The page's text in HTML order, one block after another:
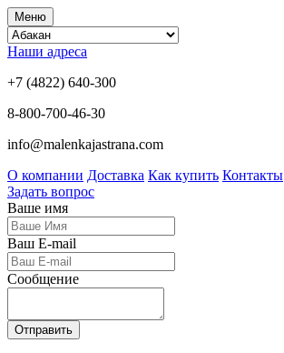
Меню
Наши адреса
+7 (4822) 640-300
8-800-700-46-30
info@malenkajastrana.com
О компании Доставка Как купить Контакты
Задать вопрос
Ваше имя
Ваш E-mail
Сообщение
Отправить